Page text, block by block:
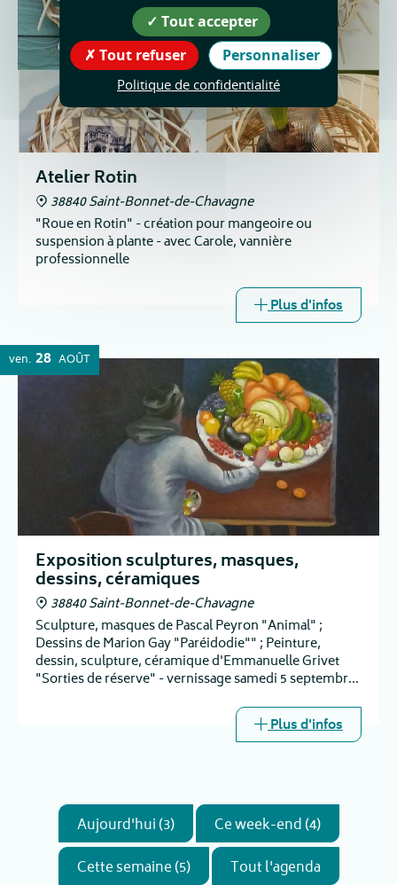
Atelier Rotin
38840 Saint-Bonnet-de-Chavagne
"Roue en Rotin" - création pour mangeoire ou
suspension à plante - avec Carole, vannière
professionnelle
Plus d'infos
ven. 28 AOÛT
Exposition sculptures, masques,
dessins, céramiques
38840 Saint-Bonnet-de-Chavagne
Sculpture, masques de Pascal Peyron "Animal" ;
Dessins de Marion Gay "Paréidodie"" ; Peinture,
dessin, sculpture, céramique d'Emmanuelle Grivet
"Sorties de réserve" - vernissage samedi 5 septembre
Plus d'infos
Aujourd'hui (3)
Ce week-end (4)
Cette semaine (5)
Tout l'agenda
Tout accepter
Tout refuser
Personnaliser
Politique de confidentialité